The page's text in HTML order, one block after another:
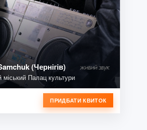
(Чернігів)
міський Палац культури
ПРИДБАТИ КВИТОК